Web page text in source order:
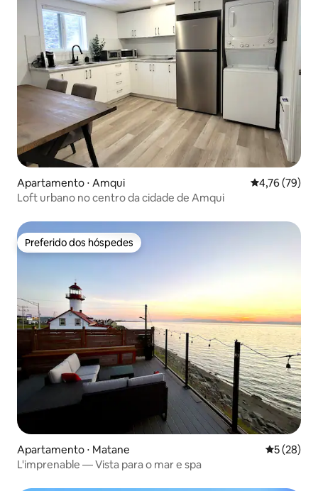
Apartamento ⋅ Amqui 4,76 de uma
4,76 (79)
Loft urbano no centro da cidade de Amqui
Preferido dos hóspedes
Preferido dos hóspedes
Apartamento ⋅ Matane 5 de uma
5 (28)
L'imprenable — Vista para o mar e spa